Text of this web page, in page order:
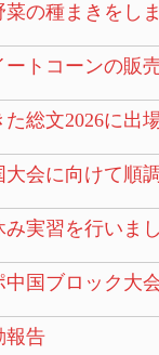
菜の種まきをし
ートコーンの販
た総文2026に出
大会に向けて順
み実習を行いま
中国ブロック大
報告